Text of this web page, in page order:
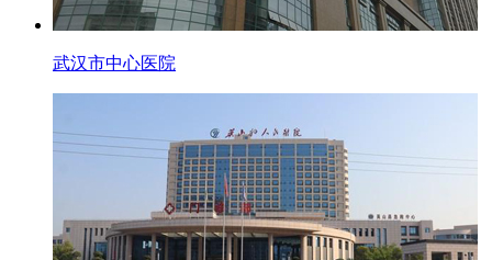
武汉市中心医院